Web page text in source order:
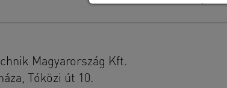
Magyarország Kft.
Tóközi út 10.